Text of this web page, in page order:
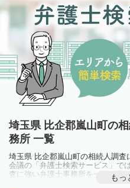
埼玉県 比企郡嵐山町の
務所 一覧
埼玉県 比企郡嵐山町の相続人調
会議の「弁護士検索サービス」で
査に強い弁護士事務所を一覧で見
お悩みを抱えている方は一度近隣
もっ